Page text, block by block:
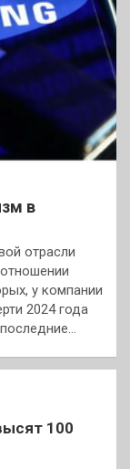
в
отрасли
у компании
2024 года
100